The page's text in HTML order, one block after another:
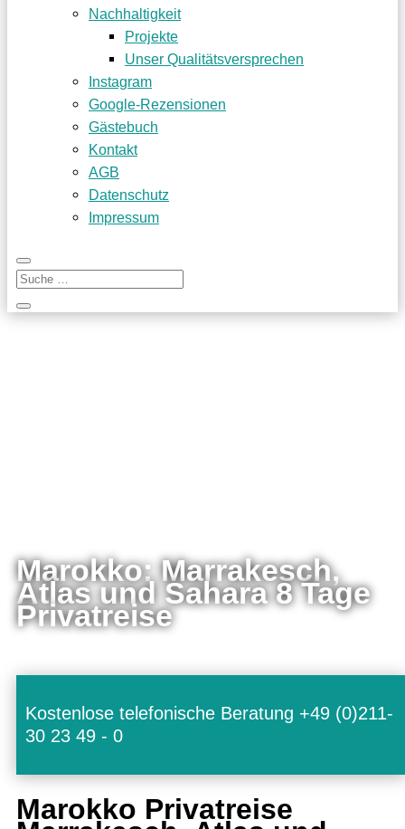
Nachhaltigkeit
Projekte
Unser Qualitätsversprechen
Instagram
Google-Rezensionen
Gästebuch
Kontakt
AGB
Datenschutz
Impressum
Marokko: Marrakesch,
Atlas und Sahara 8 Tage
Privatreise
Kostenlose telefonische Beratung +49 (0)211-
30 23 49 - 0
Marokko Privatreise